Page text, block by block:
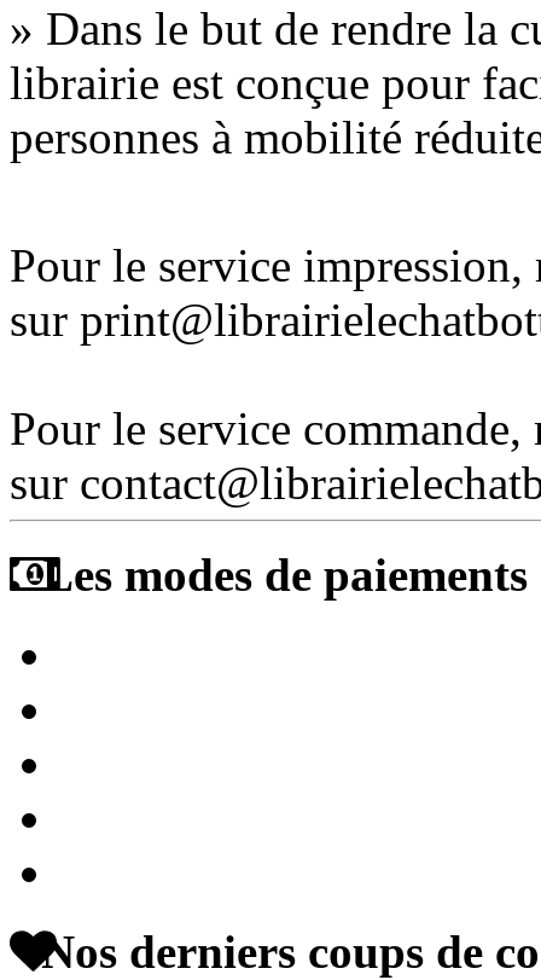
» Dans le but de rendre la
librairie est conçue pour
personnes à mobilité
Pour le service
sur
Pour le service
sur
Les modes de
Nos derniers coups de